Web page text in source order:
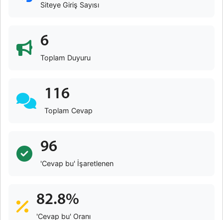
Siteye Giriş Sayısı
6
Toplam Duyuru
116
Toplam Cevap
96
'Cevap bu' İşaretlenen
82.8%
'Cevap bu' Oranı